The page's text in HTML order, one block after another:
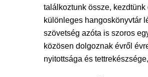
találkoztunk össze,
különleges hangoskönyvtár
szövetség azóta is szoros
közösen dolgoznak évről
nyitottsága és